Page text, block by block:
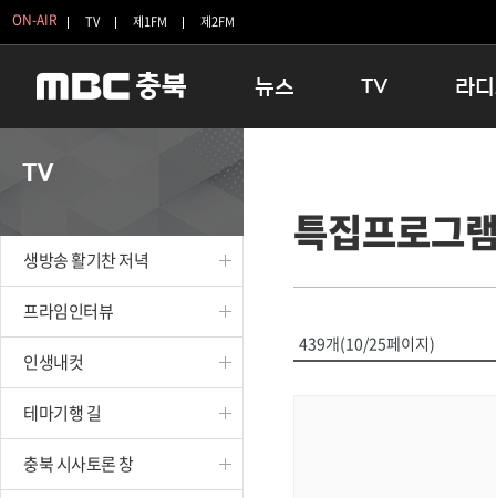
ON-AIR TV 제1FM 제2FM
뉴스
보은
옥천
TV
인생내컷
테마기행 길
시청자 FLEX
특집프로그램
라
16:00 완
우리 고
TV
생방송 활기찬 저녁
프라임인터뷰
인생내컷
테마기행 길
충북 시사토론 창
특집프로그
439개(10/25페이지)